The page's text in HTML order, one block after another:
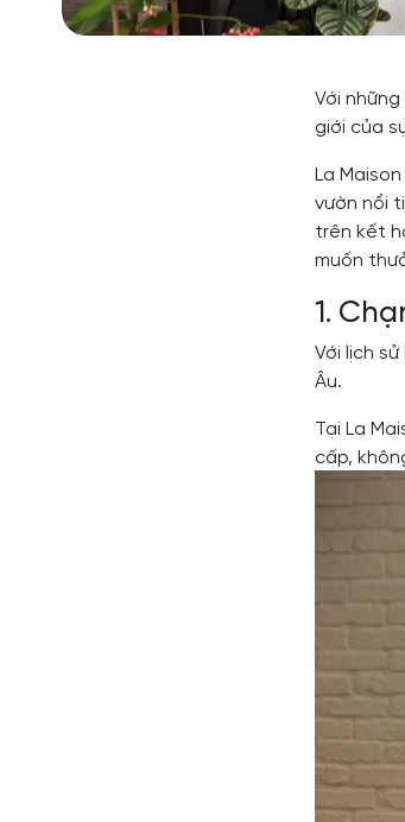
Với
giới của
La
vườn nổi
trên kết
muốn
1.
Với lịch
Âu.
Tại La
cấp,